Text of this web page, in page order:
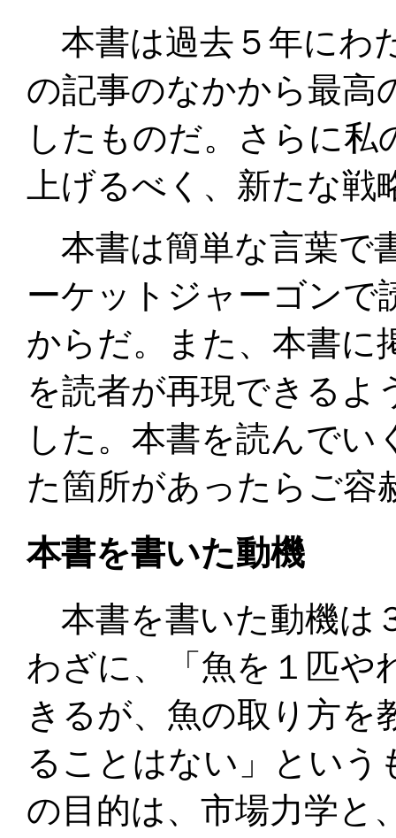
本書は過去５年にわ
の記事のなかから最高
したものだ。さらに
上げるべく、新たな戦
本書は簡単な言葉で
ーケットジャーゴンで
からだ。また、本書に
を読者が再現できるよ
した。本書を読んで
た箇所があったらご容
本書を書いた動機
本書を書いた動機は
わざに、「魚を１匹や
きるが、魚の取り方を
ることはない」という
の目的は、市場力学と